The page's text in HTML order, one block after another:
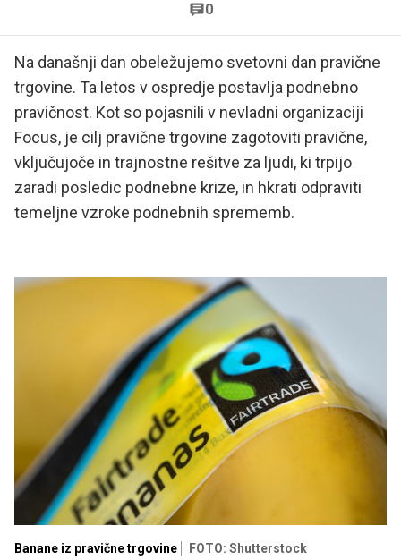
0
Na današnji dan obeležujemo svetovni dan pravične
trgovine. Ta letos v ospredje postavlja podnebno
pravičnost. Kot so pojasnili v nevladni organizaciji
Focus, je cilj pravične trgovine zagotoviti pravične,
vključujoče in trajnostne rešitve za ljudi, ki trpijo
zaradi posledic podnebne krize, in hkrati odpraviti
temeljne vzroke podnebnih sprememb.
Banane iz pravične trgovine FOTO: Shutterstock